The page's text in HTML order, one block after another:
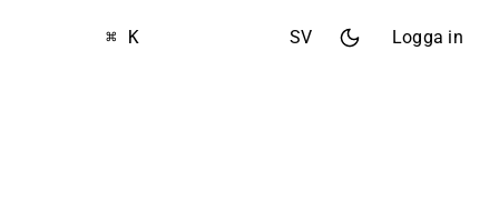
⌘ K SV Logga in